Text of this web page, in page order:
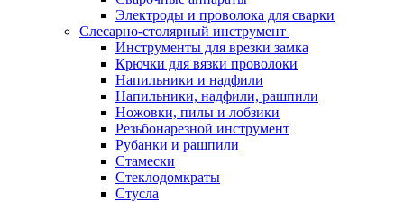
Электроды и проволока для сварки
Слесарно-столярный инструмент
Инструменты для врезки замка
Крючки для вязки проволоки
Напильники и надфили
Напильники, надфили, рашпили
Ножовки, пилы и лобзики
Резьбонарезной инструмент
Рубанки и рашпили
Стамески
Стеклодомкраты
Стусла